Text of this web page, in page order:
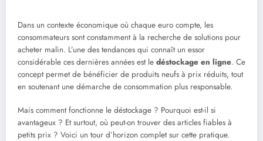
Dans un contexte économique où chaque euro compte, les
consommateurs sont constamment à la recherche de solutions pour
acheter malin. L’une des tendances qui connaît un essor
considérable ces dernières années est le déstockage en ligne. Ce
concept permet de bénéficier de produits neufs à prix réduits, tout
en soutenant une démarche de consommation plus responsable.
Mais comment fonctionne le déstockage ? Pourquoi est-il si
avantageux ? Et surtout, où peut-on trouver des articles fiables à
petits prix ? Voici un tour d’horizon complet sur cette pratique.